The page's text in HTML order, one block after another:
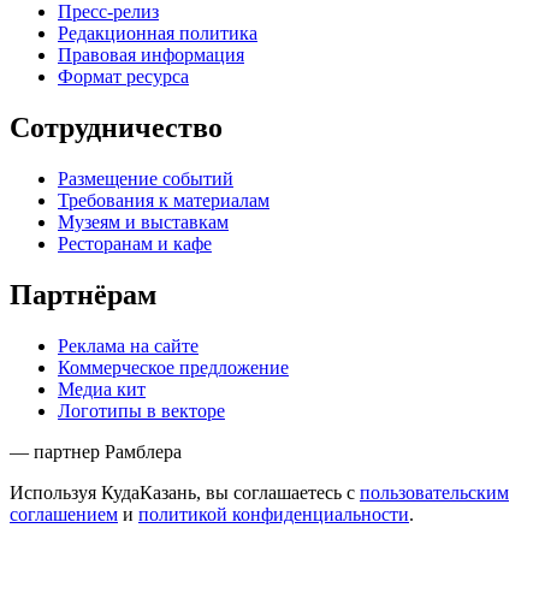
Пресс-релиз
Редакционная политика
Правовая информация
Формат ресурса
Сотрудничество
Размещение событий
Требования к материалам
Музеям и выставкам
Ресторанам и кафе
Партнёрам
Реклама на сайте
Коммерческое предложение
Медиа кит
Логотипы в векторе
— партнер Рамблера
Используя КудаКазань, вы соглашаетесь с пользовательским
соглашением и политикой конфиденциальности.